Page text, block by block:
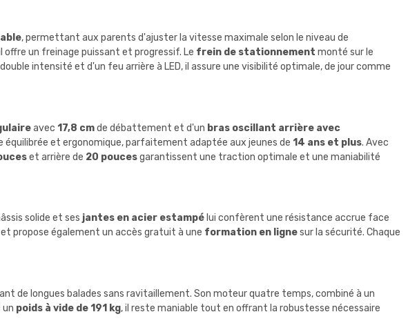
, permettant aux parents d'ajuster la vitesse maximale selon le niveau de
offre un freinage puissant et progressif. Le frein de stationnement monté sur le
intensité et d'un feu arrière à LED, il assure une visibilité optimale, de jour comme
avec 17,8 cmde débattement et d'un bras oscillant arrière avec
équilibrée et ergonomique, parfaitement adaptée aux jeunes de 14 ans et plus. Avec
et arrière de 20 poucesgarantissent une traction optimale et une maniabilité
solide et ses jantes en acier estampé lui confèrent une résistance accrue face
et propose également un accès gratuit à une formation en lignesur la sécurité. Chaque
de longues balades sans ravitaillement. Son moteur quatre temps, combiné à un
poids à vide de 191 kg, il reste maniable tout en offrant la robustesse nécessaire